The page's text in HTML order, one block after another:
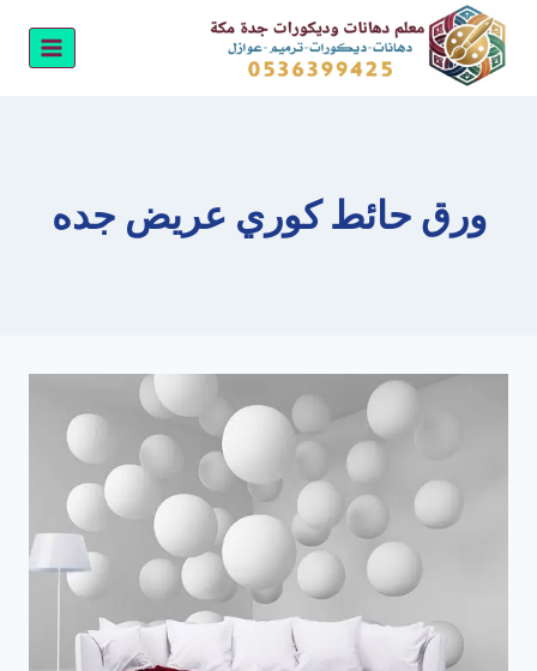
التجاوز
المحتوى
ورق حائط كوري عريض جده